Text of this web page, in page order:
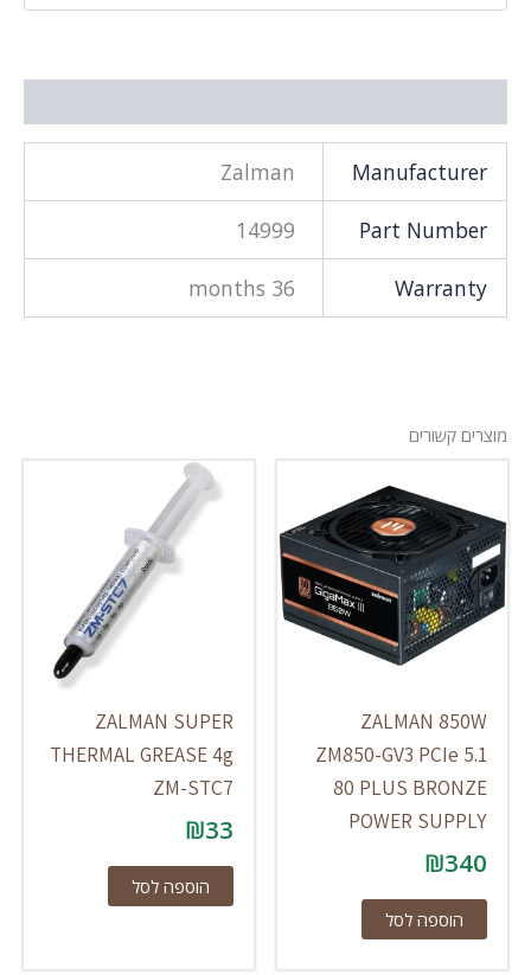
Manufacturer
Zalman
Part Number
14999
Warranty
36 months
מוצרים קשורים
ZALMAN 850W
ZM850-GV3 PCIe 5.1
80 PLUS BRONZE
POWER SUPPLY
₪340
הוספה לסל
ZALMAN SUPER
THERMAL GREASE 4g
ZM-STC7
₪33
הוספה לסל